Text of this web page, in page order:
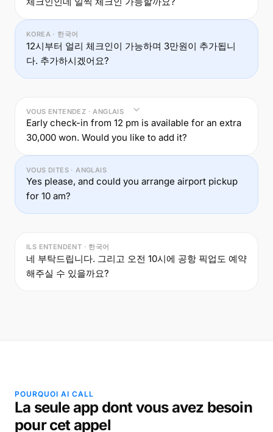
KOREA · 한국어
12시부터 얼리 체크인이 가능하며 3만원이 추가됩니
다. 추가하시겠어요?
VOUS ENTENDEZ · ANGLAIS
Early check-in from 12 pm is available for an extra
30,000 won. Would you like to add it?
VOUS DITES · ANGLAIS
Yes please, and could you arrange airport pickup
for 10 am?
ILS ENTENDENT · 한국어
네 부탁드립니다. 그리고 오전 10시에 공항 픽업도 예약
해주실 수 있을까요?
POURQUOI AI CALL
La seule app dont vous avez besoin
pour cet appel